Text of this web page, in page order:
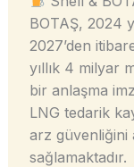
BOTAŞ, 2024
2027’den
yıllık 4 milyar
bir anlaşma
LNG tedarik
arz güvenliğini
sağlamaktadır.